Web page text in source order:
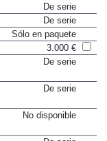
De serie
De serie
Sólo en paquete
3.000 €
De serie
De serie
No disponible